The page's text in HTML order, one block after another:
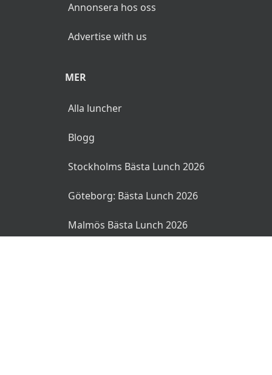
Annonsera hos oss
Advertise with us
MER
Alla luncher
Blogg
Stockholms Bästa Lunch 2026
Göteborg: Bästa Lunch 2026
Malmös Bästa Lunch 2026